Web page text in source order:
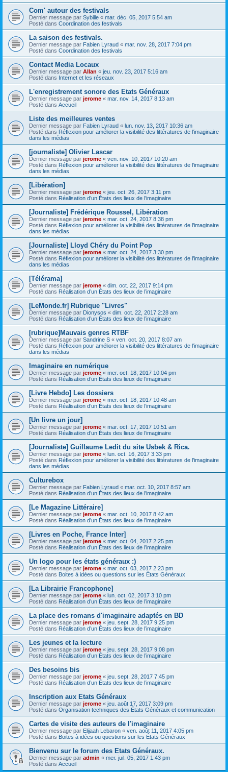
Com' autour des festivals
Dernier message par Sybille « mar. déc. 05, 2017 5:54 am
Posté dans Coordination des festivals
La saison des festivals.
Dernier message par Fabien Lyraud « mar. nov. 28, 2017 7:04 pm
Posté dans Coordination des festivals
Contact Media Locaux
Dernier message par Allan « jeu. nov. 23, 2017 5:16 am
Posté dans Internet et les réseaux
L'enregistrement sonore des Etats Généraux
Dernier message par jerome « mar. nov. 14, 2017 8:13 am
Posté dans Accueil
Liste des meilleures ventes
Dernier message par Fabien Lyraud « lun. nov. 13, 2017 10:36 am
Posté dans Réflexion pour améliorer la visibilité des littératures de l’imaginaire
dans les médias
[journaliste] Olivier Lascar
Dernier message par jerome « ven. nov. 10, 2017 10:20 am
Posté dans Réflexion pour améliorer la visibilité des littératures de l’imaginaire
dans les médias
[Libération]
Dernier message par jerome « jeu. oct. 26, 2017 3:11 pm
Posté dans Réalisation d’un États des lieux de l’imaginaire
[Journaliste] Frédérique Roussel, Libération
Dernier message par jerome « mar. oct. 24, 2017 8:38 pm
Posté dans Réflexion pour améliorer la visibilité des littératures de l’imaginaire
dans les médias
[Journaliste] Lloyd Chéry du Point Pop
Dernier message par jerome « mar. oct. 24, 2017 3:30 pm
Posté dans Réflexion pour améliorer la visibilité des littératures de l’imaginaire
dans les médias
[Télérama]
Dernier message par jerome « dim. oct. 22, 2017 9:14 pm
Posté dans Réalisation d’un États des lieux de l’imaginaire
[LeMonde.fr] Rubrique "Livres"
Dernier message par Dionysos « dim. oct. 22, 2017 2:28 am
Posté dans Réalisation d’un États des lieux de l’imaginaire
[rubrique]Mauvais genres RTBF
Dernier message par Sandrine S « ven. oct. 20, 2017 8:07 am
Posté dans Réflexion pour améliorer la visibilité des littératures de l’imaginaire
dans les médias
Imaginaire en numérique
Dernier message par jerome « mer. oct. 18, 2017 10:04 pm
Posté dans Réalisation d’un États des lieux de l’imaginaire
[Livre Hebdo] Les dossiers
Dernier message par jerome « mer. oct. 18, 2017 10:48 am
Posté dans Réalisation d’un États des lieux de l’imaginaire
[Un livre un jour]
Dernier message par jerome « mar. oct. 17, 2017 10:51 am
Posté dans Réalisation d’un États des lieux de l’imaginaire
[Journaliste] Guillaume Ledit du site Usbek & Rica.
Dernier message par jerome « lun. oct. 16, 2017 3:33 pm
Posté dans Réflexion pour améliorer la visibilité des littératures de l’imaginaire
dans les médias
Culturebox
Dernier message par Fabien Lyraud « mar. oct. 10, 2017 8:57 am
Posté dans Réalisation d’un États des lieux de l’imaginaire
[Le Magazine Littéraire]
Dernier message par jerome « mar. oct. 10, 2017 8:42 am
Posté dans Réalisation d’un États des lieux de l’imaginaire
[Livres en Poche, France Inter]
Dernier message par jerome « mer. oct. 04, 2017 2:25 pm
Posté dans Réalisation d’un États des lieux de l’imaginaire
Un logo pour les états généraux :)
Dernier message par jerome « mar. oct. 03, 2017 2:23 pm
Posté dans Boites à idées ou questions sur les États Généraux
[La Librairie Francophone]
Dernier message par jerome « lun. oct. 02, 2017 3:10 pm
Posté dans Réalisation d’un États des lieux de l’imaginaire
La place des romans d'imaginaire adaptés en BD
Dernier message par jerome « jeu. sept. 28, 2017 9:25 pm
Posté dans Réalisation d’un États des lieux de l’imaginaire
Les jeunes et la lecture
Dernier message par jerome « jeu. sept. 28, 2017 9:08 pm
Posté dans Réalisation d’un États des lieux de l’imaginaire
Des besoins bis
Dernier message par jerome « jeu. sept. 28, 2017 7:45 pm
Posté dans Réalisation d’un États des lieux de l’imaginaire
Inscription aux Etats Généraux
Dernier message par jerome « jeu. août 17, 2017 3:09 pm
Posté dans Organisation techniques des États Généraux et communication
Cartes de visite des auteurs de l'imaginaire
Dernier message par Elijaah Lebaron « ven. août 11, 2017 4:05 pm
Posté dans Boites à idées ou questions sur les États Généraux
Bienvenu sur le forum des Etats Généraux.
Dernier message par admin « mer. juil. 05, 2017 1:43 pm
Posté dans Accueil